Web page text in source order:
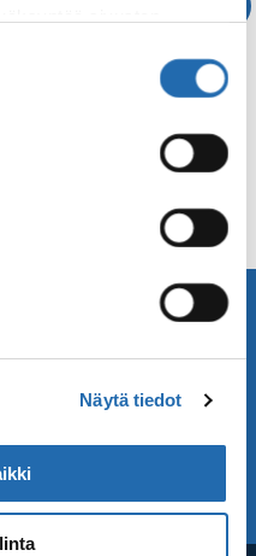
Näytä tiedot
tietoa
Löydä meiltä
ja matkavinkit.